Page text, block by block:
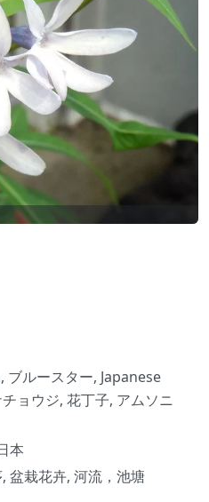
ルースター, Japanese
ョウジ, 花丁子, アムソニ
本
盆栽花卉, 河流，池塘